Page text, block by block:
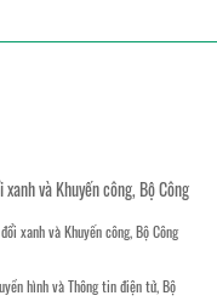
và Khuyến công, Bộ Công
xanh và Khuyến công, Bộ Công
hình và Thông tin điện tử, Bộ